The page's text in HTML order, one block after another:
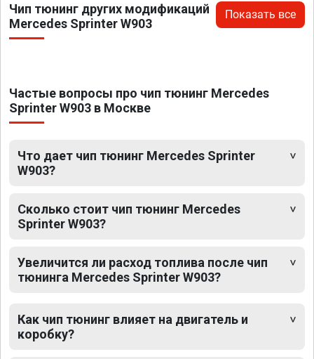
Чип тюнинг других модификаций
Mercedes Sprinter W903
Показать все
Частые вопросы про чип тюнинг Mercedes
Sprinter W903 в Москве
Что дает чип тюнинг Mercedes Sprinter
W903?
Сколько стоит чип тюнинг Mercedes
Sprinter W903?
Увеличится ли расход топлива после чип
тюнинга Mercedes Sprinter W903?
Как чип тюнинг влияет на двигатель и
коробку?